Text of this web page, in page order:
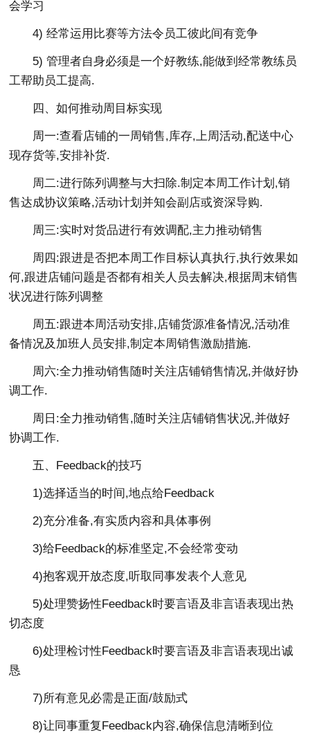
会学习
4) 经常运用比赛等方法令员工彼此间有竞争
5) 管理者自身必须是一个好教练,能做到经常教练员
工帮助员工提高.
四、如何推动周目标实现
周一:查看店铺的一周销售,库存,上周活动,配送中心
现存货等,安排补货.
周二:进行陈列调整与大扫除.制定本周工作计划,销
售达成协议策略,活动计划并知会副店或资深导购.
周三:实时对货品进行有效调配,主力推动销售
周四:跟进是否把本周工作目标认真执行,执行效果如
何,跟进店铺问题是否都有相关人员去解决,根据周末销售
状况进行陈列调整
周五:跟进本周活动安排,店铺货源准备情况,活动准
备情况及加班人员安排,制定本周销售激励措施.
周六:全力推动销售随时关注店铺销售情况,并做好协
调工作.
周日:全力推动销售,随时关注店铺销售状况,并做好
协调工作.
五、Feedback的技巧
1)选择适当的时间,地点给Feedback
2)充分准备,有实质内容和具体事例
3)给Feedback的标准坚定,不会经常变动
4)抱客观开放态度,听取同事发表个人意见
5)处理赞扬性Feedback时要言语及非言语表现出热
切态度
6)处理检讨性Feedback时要言语及非言语表现出诚
恳
7)所有意见必需是正面/鼓励式
8)让同事重复Feedback内容,确保信息清晰到位